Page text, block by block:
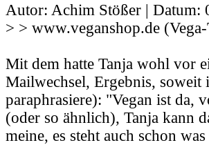
Autor: Achim Stößer | Datum:
> > www.veganshop.de
Mit dem hatte Tanja wohl vor
Mailwechsel, Ergebnis, soweit
paraphrasiere): "Vegan ist da,
(oder so ähnlich), Tanja kann
meine, es steht auch schon